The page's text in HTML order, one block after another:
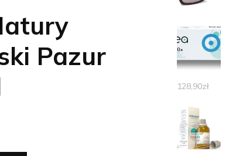
Pazur
128,90zł